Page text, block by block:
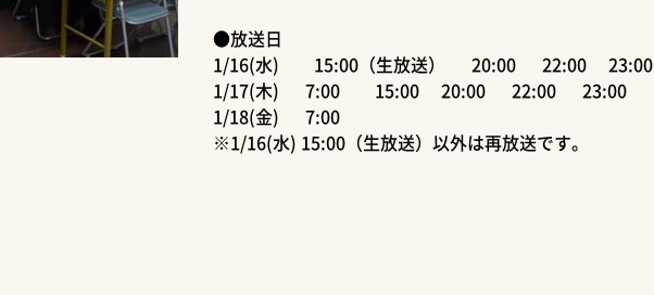
●放送日
1/16(水) 15:00（生放送） 20:00 22:00 23:00
1/17(木) 7:00 15:00 20:00 22:00 23:00
1/18(金) 7:00
※1/16(水) 15:00（生放送）以外は再放送です。